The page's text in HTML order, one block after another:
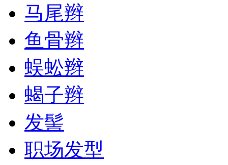
马尾辫
鱼骨辫
蜈蚣辫
蝎子辫
发髻
职场发型